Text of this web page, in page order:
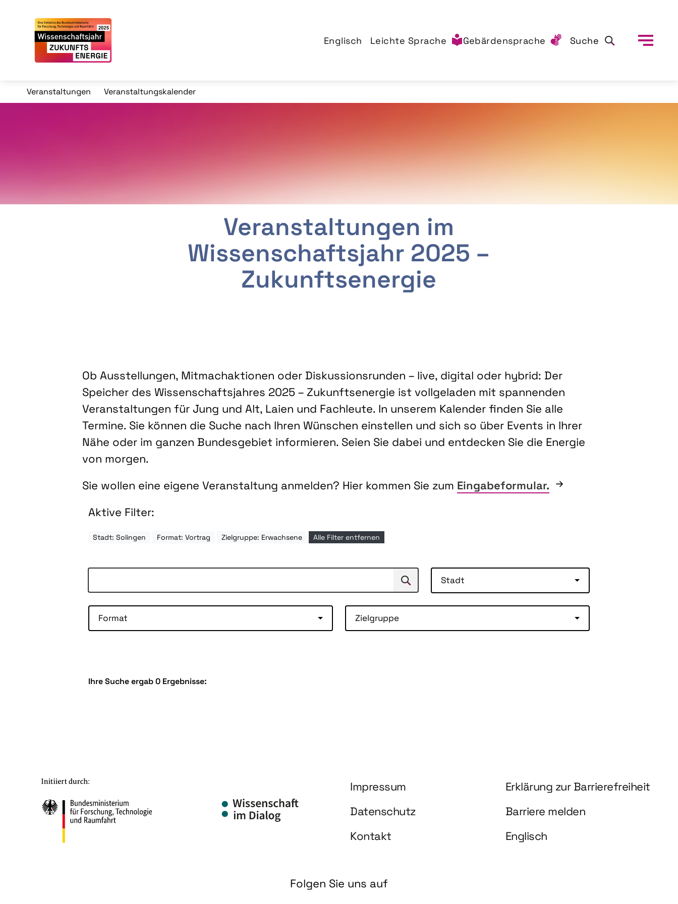
Englisch Leichte Sprache Gebärdensprache Suche
Veranstaltungen Veranstaltungskalender
Veranstaltungen im
Wissenschaftsjahr 2025 –
Zukunftsenergie
Ob Ausstellungen, Mitmachaktionen oder Diskussionsrunden – live, digital oder hybrid: Der
Speicher des Wissenschaftsjahres 2025 – Zukunftsenergie ist vollgeladen mit spannenden
Veranstaltungen für Jung und Alt, Laien und Fachleute. In unserem Kalender finden Sie alle
Termine. Sie können die Suche nach Ihren Wünschen einstellen und sich so über Events in Ihrer
Nähe oder im ganzen Bundesgebiet informieren. Seien Sie dabei und entdecken Sie die Energie
von morgen.
Sie wollen eine eigene Veranstaltung anmelden? Hier kommen Sie zum Eingabeformular.
Aktive Filter:
Stadt: Solingen Format: Vortrag Zielgruppe: Erwachsene Alle Filter entfernen
Suchen Stadt
Format Zielgruppe
Ihre Suche ergab 0 Ergebnisse:
Information und Service
Impressum
Erklärung zur Barrierefreiheit
Datenschutz
Barriere melden
Kontakt
Englisch
Folgen Sie uns auf